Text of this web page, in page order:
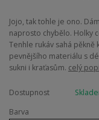
Jojo, tak tohle je ono.
naprosto chybělo. Holky
Tenhle rukáv sahá pěkně
pevnějšího materiálu s
sukni i kraťasům. celý
Dostupnost
Barva